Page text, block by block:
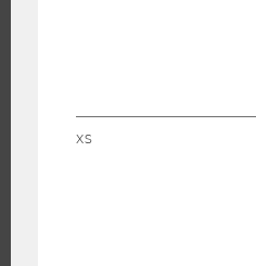
BEWERBUNG UND ZULASSUNG
INTERNATIONALE UND
ANGEBOTE FÜR SCHULEN UND
xs